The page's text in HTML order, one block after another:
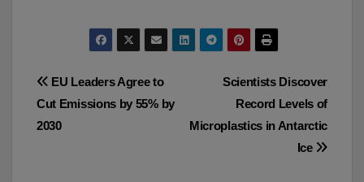
Navegación
de
Scientists Discover
Record Levels of
Microplastics in Antarctic
Ice
EU Leaders Agree to
Cut Emissions by 55% by
2030